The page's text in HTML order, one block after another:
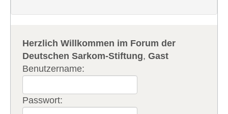
Herzlich Willkommen im Forum der
Deutschen Sarkom-Stiftung,Gast
Benutzername:
Passwort: